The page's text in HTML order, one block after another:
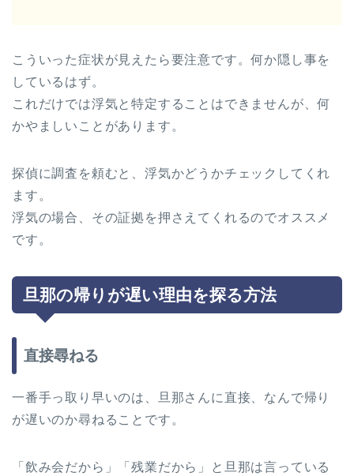
こういった症状が見えたら要注意です。何か隠し事を
しているはず。
これだけでは浮気と特定することはできませんが、何
かやましいことがあります。
探偵に調査を頼むと、浮気かどうかチェックしてくれ
ます。
浮気の場合、その証拠を押さえてくれるのでオススメ
です。
旦那の帰りが遅い理由を探る方法
直接尋ねる
一番手っ取り早いのは、旦那さんに直接、なんで帰り
が遅いのか尋ねることです。
「飲み会だから」「残業だから」と旦那は言っている